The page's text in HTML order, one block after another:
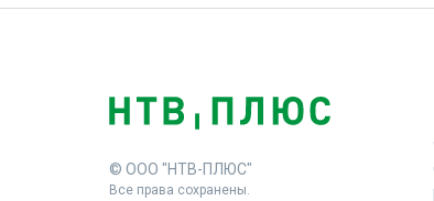
© ООО "НТВ-ПЛЮС"
Все права сохранены.